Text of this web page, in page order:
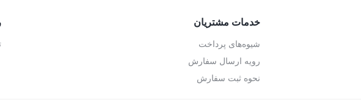
خدمات مشتریان
شیوه‌های پرداخت
رویه ارسال سفارش
نحوه ثبت سفارش